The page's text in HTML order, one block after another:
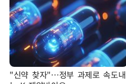
"신약 찾자"…정부 과제로 속도내